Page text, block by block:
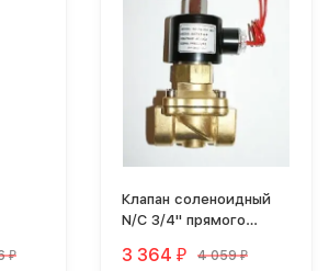
₽
Клапан соленоидный
N/C 3/4" прямого
N/C 3/4" (12V)
3 364 ₽ 4 059₽